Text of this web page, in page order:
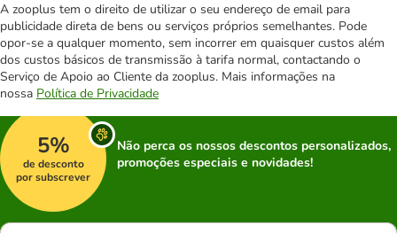
A zooplus tem o direito de utilizar o seu endereço de email para
publicidade direta de bens ou serviços próprios semelhantes. Pode
opor-se a qualquer momento, sem incorrer em quaisquer custos além
dos custos básicos de transmissão à tarifa normal, contactando o
Serviço de Apoio ao Cliente da zooplus. Mais informações na
nossa Política de Privacidade
5%
de desconto
por subscrever
Não perca os nossos descontos personalizados,
promoções especiais e novidades!